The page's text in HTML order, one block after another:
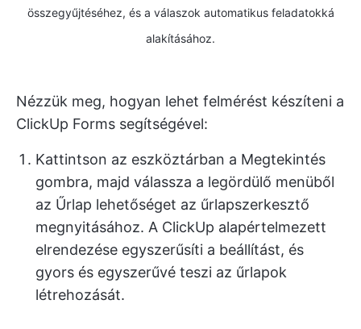
összegyűjtéséhez, és a válaszok automatikus feladatokká
alakításához.
Nézzük meg, hogyan lehet felmérést készíteni a
ClickUp Forms segítségével:
Kattintson az eszköztárban a Megtekintés
gombra, majd válassza a legördülő menüből
az Űrlap lehetőséget az űrlapszerkesztő
megnyitásához. A ClickUp alapértelmezett
elrendezése egyszerűsíti a beállítást, és
gyors és egyszerűvé teszi az űrlapok
létrehozását.